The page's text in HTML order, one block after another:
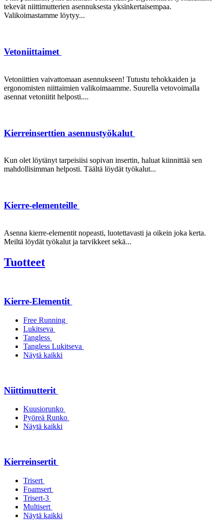
tekevät niittimutterien asennuksesta yksinkertaisempaa.
Valikoimastamme löytyy...
Vetoniittaimet
Vetoniittien vaivattomaan asennukseen! Tutustu tehokkaiden ja
ergonomisten niittaimien valikoimaamme. Suurella vetovoimalla
asennat vetoniitit helposti....
Kierreinserttien asennustyökalut
Kun olet löytänyt tarpeisiisi sopivan insertin, haluat kiinnittää sen
mahdollisimman helposti. Täältä löydät työkalut...
Kierre-elementeille
Asenna kierre-elementit nopeasti, luotettavasti ja oikein joka kerta.
Meiltä löydät työkalut ja tarvikkeet sekä...
Tuotteet
Kierre-Elementit
Free Running
Lukitseva
Tangless
Tangless Lukitseva
Näytä kaikki
Niittimutterit
Kuusiorunko
Pyöreä Runko
Näytä kaikki
Kierreinsertit
Trisert
Foamsert
Trisert-3
Multisert
Näytä kaikki